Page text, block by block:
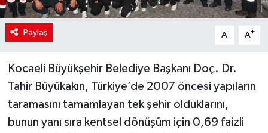
Paylaş A- A+
Kocaeli Büyükşehir Belediye Başkanı Doç. Dr.
Tahir Büyükakın, Türkiye’de 2007 öncesi yapıların
taramasını tamamlayan tek şehir olduklarını,
bunun yanı sıra kentsel dönüşüm için 0,69 faizli